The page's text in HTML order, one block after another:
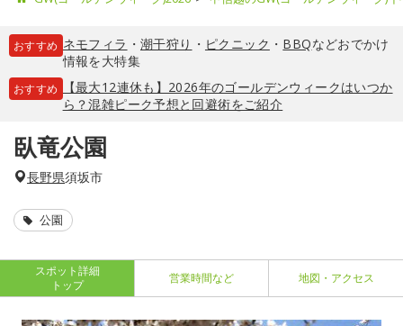
おすすめ ネモフィラ ・ 潮干狩り ・ ピクニック ・ BBQなどおでかけ
情報を大特集
おすすめ
【最大12連休も】2026年のゴールデンウィークはいつか
ら？混雑ピーク予想と回避術をご紹介
臥竜公園
長野県須坂市
公園
スポット詳細
トップ
営業時間など 地図・アクセス